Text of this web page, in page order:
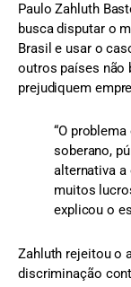
Paulo Zahluth
busca disputar o
Brasil e usar o
outros países não
prejudiquem
“O
soberano,
alternativa a
muitos
explicou o
Zahluth rejeitou o
discriminação